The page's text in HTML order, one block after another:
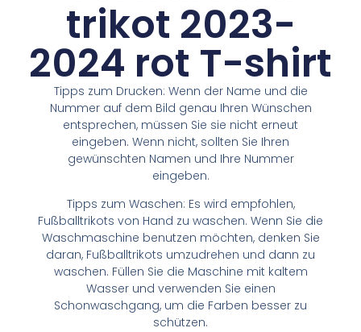
trikot 2023-
2024 rot T-shirt
Tipps zum Drucken: Wenn der Name und die
Nummer auf dem Bild genau Ihren Wünschen
entsprechen, müssen Sie sie nicht erneut
eingeben. Wenn nicht, sollten Sie Ihren
gewünschten Namen und Ihre Nummer
eingeben.
Tipps zum Waschen: Es wird empfohlen,
Fußballtrikots von Hand zu waschen. Wenn Sie die
Waschmaschine benutzen möchten, denken Sie
daran, Fußballtrikots umzudrehen und dann zu
waschen. Füllen Sie die Maschine mit kaltem
Wasser und verwenden Sie einen
Schonwaschgang, um die Farben besser zu
schützen.